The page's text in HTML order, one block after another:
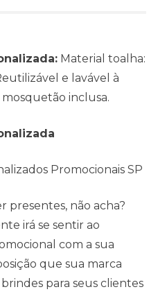
Material toalha:
e lavável à
inclusa.
Promocionais SP
presentes, não acha?
irá se sentir ao
com a sua
que sua marca
para seus clientes